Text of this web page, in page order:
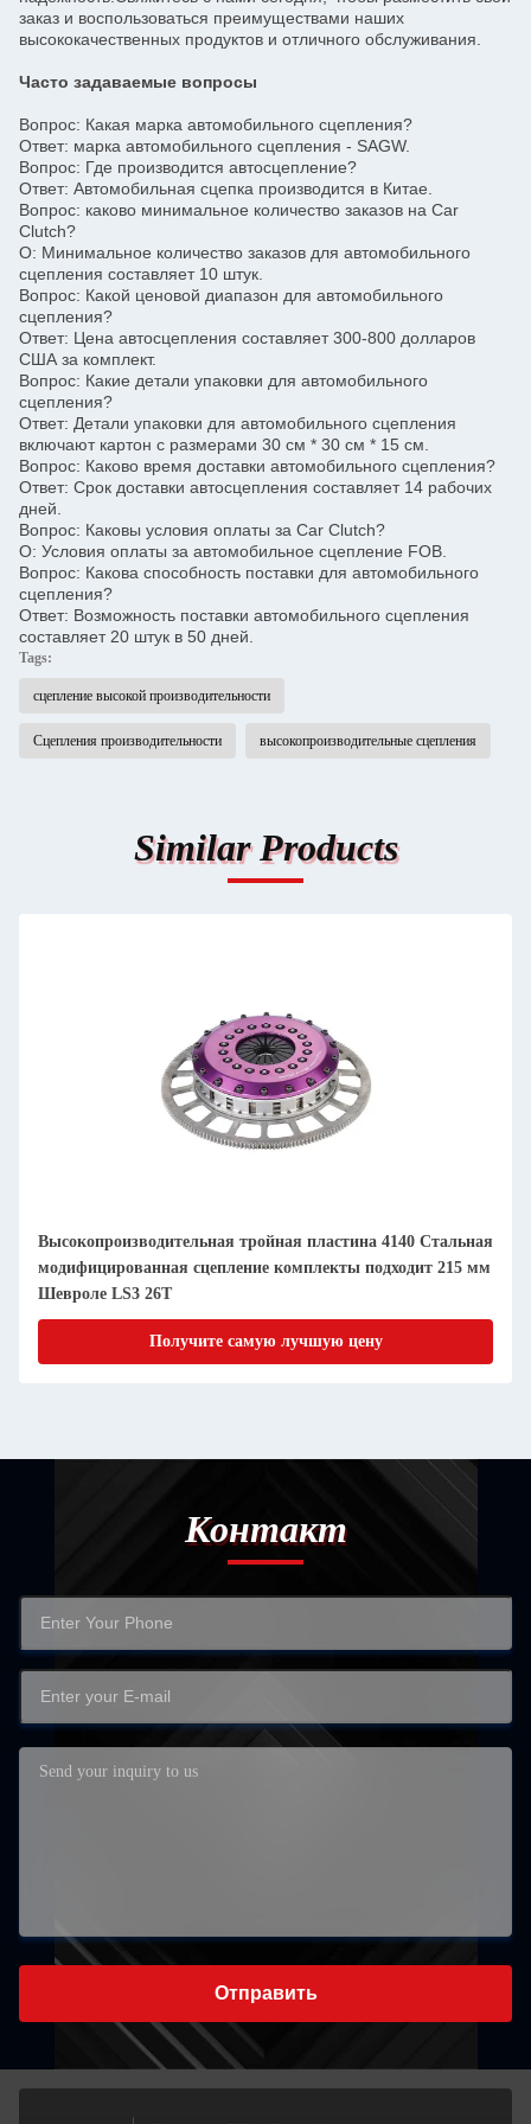
заказ и воспользоваться преимуществами наших
высококачественных продуктов и отличного обслуживания.
Часто задаваемые вопросы
Вопрос: Какая марка автомобильного сцепления?
Ответ: марка автомобильного сцепления - SAGW.
Вопрос: Где производится автосцепление?
Ответ: Автомобильная сцепка производится в Китае.
Вопрос: каково минимальное количество заказов на Car
Clutch?
О: Минимальное количество заказов для автомобильного
сцепления составляет 10 штук.
Вопрос: Какой ценовой диапазон для автомобильного
сцепления?
Ответ: Цена автосцепления составляет 300-800 долларов
США за комплект.
Вопрос: Какие детали упаковки для автомобильного
сцепления?
Ответ: Детали упаковки для автомобильного сцепления
включают картон с размерами 30 см * 30 см * 15 см.
Вопрос: Каково время доставки автомобильного сцепления?
Ответ: Срок доставки автосцепления составляет 14 рабочих
дней.
Вопрос: Каковы условия оплаты за Car Clutch?
О: Условия оплаты за автомобильное сцепление FOB.
Вопрос: Какова способность поставки для автомобильного
сцепления?
Ответ: Возможность поставки автомобильного сцепления
составляет 20 штук в 50 дней.
Tags:
сцепление высокой производительности
Сцепления производительности высокопроизводительные сцепления
Similar Products
Однодисковые комплекты сцепления высокой
производительности Fit Toyota 4A-GE 200 мм трения
Получите самую лучшую цену
Контакт
Отправить